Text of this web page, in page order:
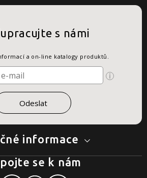
informace
s námi
a on-line katalogy produktů.
se k nám